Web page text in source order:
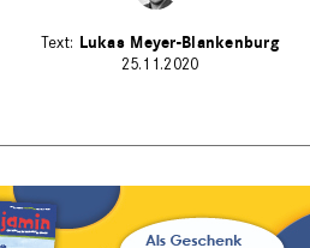
Lukas Meyer-Blankenburg
25.11.2020